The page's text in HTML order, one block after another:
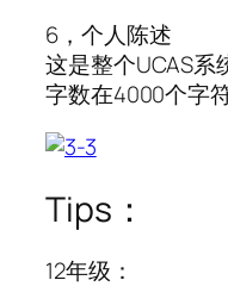
6，个人陈述
这是整个UCAS系
字数在4000个字
Tips：
12年级：